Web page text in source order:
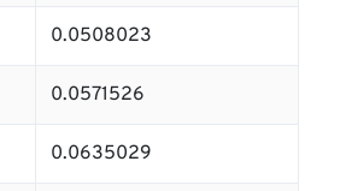
0.0508023
0.0571526
0.0635029